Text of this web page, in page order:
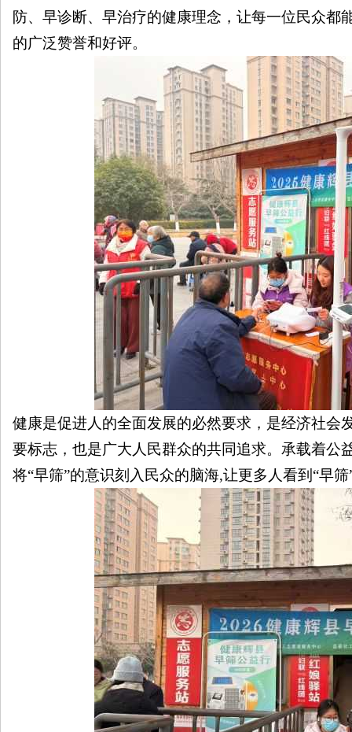
防、早诊断、早治疗的健康理念，让每一位民众都
的广泛赞誉和好评。
健康是促进人的全面发展的必然要求，是经济社会
要标志，也是广大人民群众的共同追求。承载着公
将“早筛”的意识刻入民众的脑海,让更多人看到“早